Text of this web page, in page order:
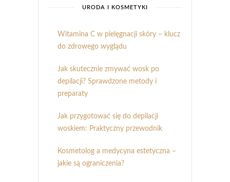
URODA I KOSMETYKI
Witamina C w pielęgnacji skóry – klucz
do zdrowego wyglądu
Jak skutecznie zmywać wosk po
depilacji? Sprawdzone metody i
preparaty
Jak przygotować się do depilacji
woskiem: Praktyczny przewodnik
Kosmetolog a medycyna estetyczna –
jakie są ograniczenia?